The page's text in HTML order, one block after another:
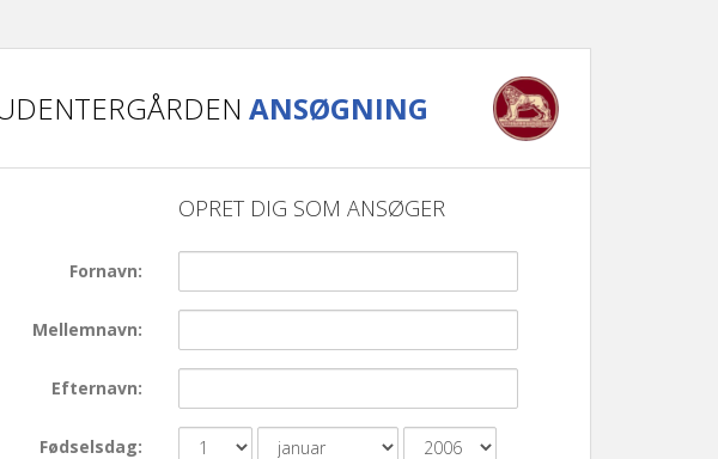
ANSØGNING
OPRET DIG SOM ANSØGER
Fornavn
Mellemnavn
Efternavn
Fødselsdag